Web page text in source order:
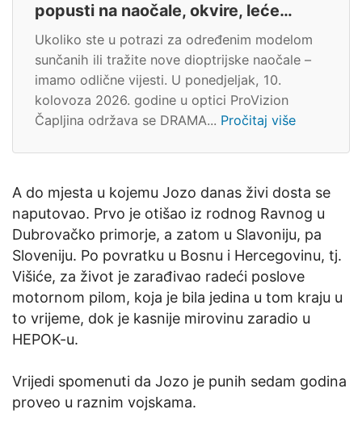
popusti na naočale, okvire, leće…
Ukoliko ste u potrazi za određenim modelom
sunčanih ili tražite nove dioptrijske naočale –
imamo odlične vijesti. U ponedjeljak, 10.
kolovoza 2026. godine u optici ProVizion
Čapljina održava se DRAMA... Pročitaj više
A do mjesta u kojemu Jozo danas živi dosta se
naputovao. Prvo je otišao iz rodnog Ravnog u
Dubrovačko primorje, a zatom u Slavoniju, pa
Sloveniju. Po povratku u Bosnu i Hercegovinu, tj.
Višiće, za život je zarađivao radeći poslove
motornom pilom, koja je bila jedina u tom kraju u
to vrijeme, dok je kasnije mirovinu zaradio u
HEPOK-u.
Vrijedi spomenuti da Jozo je punih sedam godina
proveo u raznim vojskama.